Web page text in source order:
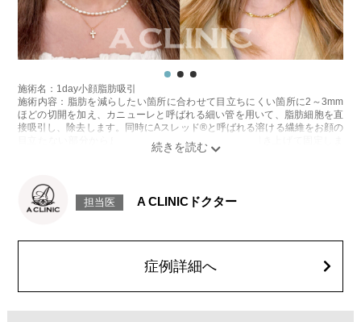
施術名：ボトックス注射(しわ)
施術内容：ボツリヌス菌から抽出されたたんぱく質製剤（ボツリヌストキ
シン）を表情筋に注入し、筋肉の動きを一時的に抑制することで表情ジワ
の発生を防ぐ施術です。額・眉間・目尻など、表情のクセによって刻まれ
るシワの改善に効果的で、短時間の処置で自然な表情を保ちながら若々し
い印象を目指せます。シワの予防目的でも広く用いられています。
施術時間：注入箇所数により異なりますが、約10分程
リスク、副作用：腫れ、赤み、内出血、痛み、突っ張り感などが一時的に
生じることがございます。また、稀にアレルギー反応、細菌感染症、頭痛
などが生じることがございます。注入部位を強く押したりマッサージした
りするのは1〜2週間ほどお控えください。注入箇所によっては稀に眼瞼下
垂など、ボトックスの効果に伴う副作用が生じる場合もございます。ボト
費用：アラガン社製 21,800円(税込)～32,800円(税込)
韓国製ボツリヌストキシン注射 5,500円(税込)〜10,800円(税込)
オプション：表面麻酔 3,300円(税込)笑気麻酔 3,300円(税込)
施術名：顔の脂肪吸引
ほどの切開を加え、カニューレと呼ばれる細い管を用いて、脂肪細胞を直
薬や麻酔薬を混ぜた溶液を吸引する脂肪層に注入してから吸引します。術
施術名：1day小顔脂肪吸引
施術内容：脂肪を減らしたい箇所に合わせて目立ちにくい箇所に2～3mm
ほどの切開を加え、カニューレと呼ばれる細い管を用いて、脂肪細胞を直
接吸引し、除去します。同時にAスレッド®と呼ばれる溶ける繊維をお顔の
目立たない部分から皮下へ挿入し、皮膚を内側から引き上げて固定しま
感などが術後一時的に生じることがございます。また、稀に貧血、細菌感
染症、左右差、施術箇所の知覚鈍麻、ぼこつき、硬結、瘢痕化、色素沈
顔の脂肪吸引箇所の追加 1ヶ所ごと+162,800円(税込)
オプション：笑気麻酔 3,300円(税込)
施術内容：あごの形やバランスを整えるために、ヒアルロン酸を皮下に注
入する施術です。あご先にボリュームを加えることで、輪郭にメリハリを
担当医 A CLINICドクター
症例詳細へ